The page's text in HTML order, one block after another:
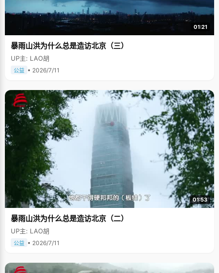
01:21
暴雨山洪为什么总是造访北京（三）
UP主: LAO胡
公益 • 2026/7/11
01:53
暴雨山洪为什么总是造访北京（二）
UP主: LAO胡
公益 • 2026/7/11